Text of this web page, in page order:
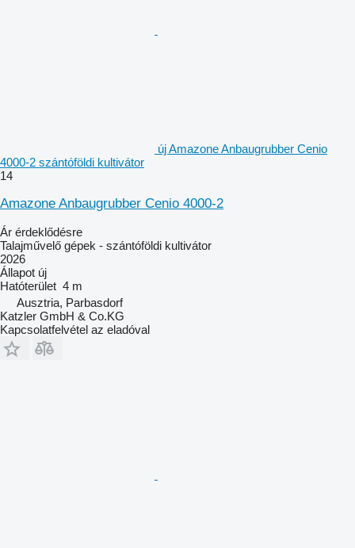
új Amazone Anbaugrubber Cenio
4000-2 szántóföldi kultivátor
14
Amazone Anbaugrubber Cenio 4000-2
Ár érdeklődésre
Talajművelő gépek - szántóföldi kultivátor
2026
Állapot új
Hatóterület 4 m
Ausztria, Parbasdorf
Katzler GmbH & Co.KG
Kapcsolatfelvétel az eladóval